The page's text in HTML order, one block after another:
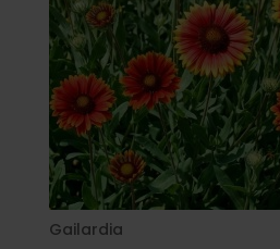
Gailardia